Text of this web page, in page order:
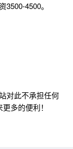
4500。
对此不承担任何
多的便利！